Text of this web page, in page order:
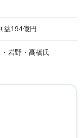
194億円
岩野・髙橋氏